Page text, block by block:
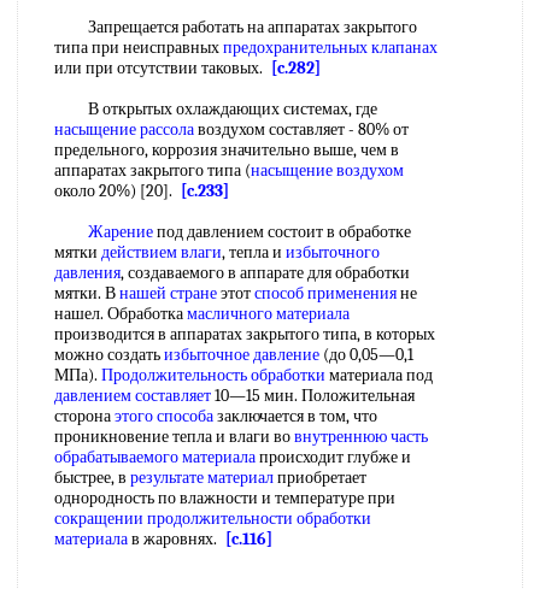
Запрещается работать на аппаратах закрытого
типа при неисправныхпредохранительных клапанах
или при отсутствии таковых.
[c.282]
В открытых охлаждающих системах, где
насыщение рассолавоздухом составляет - 80% от
предельного, коррозия значительно выше, чем в
аппаратах закрытого типа (насыщение воздухом
около 20%) [20].
[c.233]
Жарениепод давлением состоит в обработке
мятки действием влаги, тепла и избыточного
давления, создаваемого в аппарате для обработки
мятки. Внашей странеэтотспособ примененияне
нашел. Обработкамасличного материала
производится в аппаратах закрытого типа, в которых
можно создатьизбыточное давление (до 0,05—0,1
МПа). Продолжительность обработки материала под
давлением составляет10—15 мин. Положительная
сторонаэтого способазаключается в том, что
проникновение тепла и влаги вовнутреннюю часть
обрабатываемого материалапроисходит глубже и
быстрее, в результате материалприобретает
однородность по влажности и температуре при
сокращении продолжительности обработки
материалав жаровнях. [c.116]